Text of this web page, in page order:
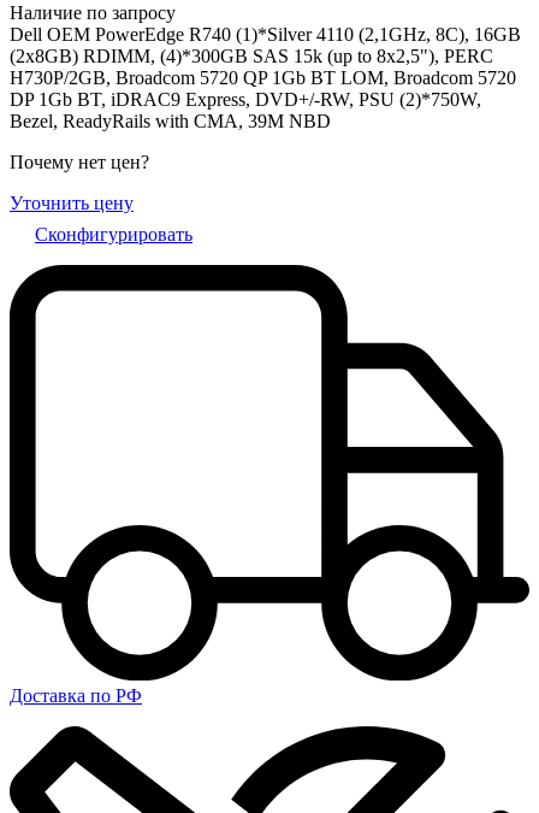
Наличие по запросу
Dell OEM PowerEdge R740 (1)*Silver 4110 (2,1GHz, 8C), 16GB
(2x8GB) RDIMM, (4)*300GB SAS 15k (up to 8x2,5"), PERC
H730P/2GB, Broadcom 5720 QP 1Gb BT LOM, Broadcom 5720
DP 1Gb BT, iDRAC9 Express, DVD+/-RW, PSU (2)*750W,
Bezel, ReadyRails with CMA, 39M NBD
Почему нет цен?
Уточнить цену
Сконфигурировать
Доставка по РФ